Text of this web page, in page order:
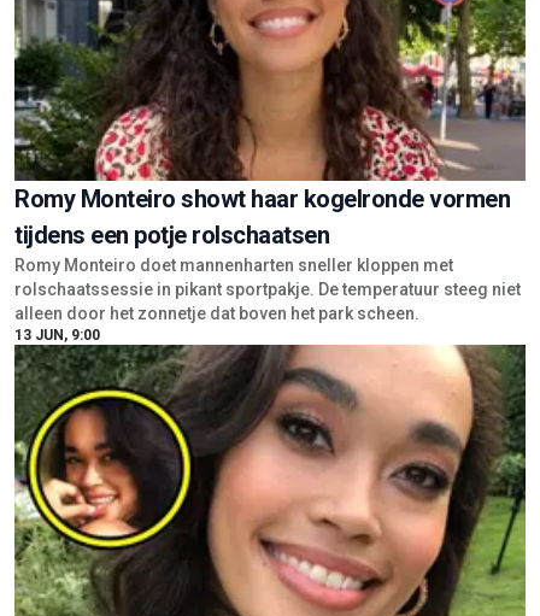
Romy Monteiro showt haar kogelronde vormen
tijdens een potje rolschaatsen
Romy Monteiro doet mannenharten sneller kloppen met
rolschaatssessie in pikant sportpakje. De temperatuur steeg niet
alleen door het zonnetje dat boven het park scheen.
13 JUN, 9:00